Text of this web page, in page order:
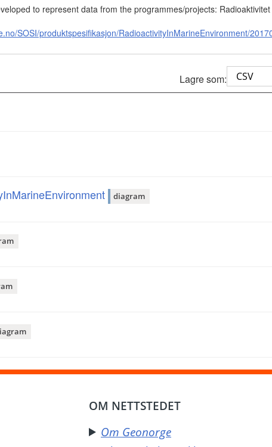
to represent data from the programmes/projects:
SOSI/produktspesifikasjon/RadioactivityInMarineEnvironment/
Lagre som:
diagram